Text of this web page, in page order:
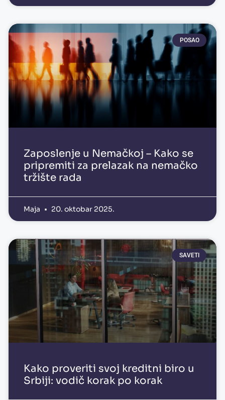
POSAO
Zaposlenje u Nemačkoj – Kako se
pripremiti za prelazak na nemačko
tržište rada
Maja 20. oktobar 2025.
SAVETI
Kako proveriti svoj kreditni biro u
Srbiji: vodič korak po korak